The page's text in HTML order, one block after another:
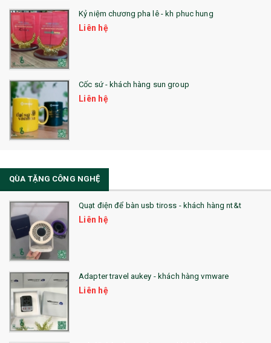
26. QUÀ TẶNG LUMINARC
28. BỘ ĐỒ ĂN CAO CẤP
29. MÓC KHOÁ
31. TÚI VẢI KHÔNG DỆT
32. TÚI VẢI BỐ
33. MŨ LƯỠI TRAI
36. QUẠT NHỰA QUẢNG CÁO
QUÀ TẶNG KHUYẾN MẠI
QUÀ TẶNG SX NHANH
QUÀ TẶNG HỘI THẢO
QUÀ TẶNG CÔNG NGHỆ
SẢN PHẨM ĐÃ THỰC HIỆN
QUÀ TẶNG SỨC KHỎE
Kỷ niệm chương pha lê - kh phuc hung
Liên hệ
Cốc sứ - khách hàng sun group
Liên hệ
QÙA TẶNG CÔNG NGHỆ
Quạt điện để bàn usb tiross - khách hàng nt&t
Liên hệ
Adapter travel aukey - khách hàng vmware
Liên hệ